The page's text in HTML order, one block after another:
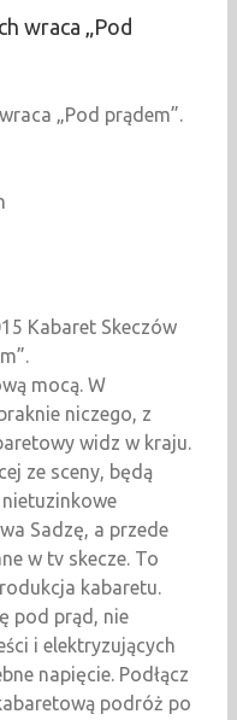
wraca „Pod
„Pod prądem”.
Kabaret Skeczów
mocą. W
niczego, z
widz w kraju.
ze sceny, będą
Sadzę, a przede
w tv skecze. To
kabaretu.
pod prąd, nie
i elektryzujących
napięcie. Podłącz
podróż po